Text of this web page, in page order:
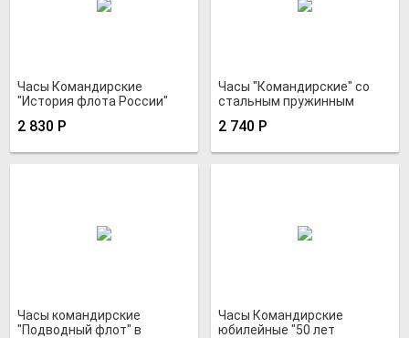
Часы Командирские
"История флота России"
2 830 Р
Часы "Командирские" со
стальным пружинным
2 740 Р
Часы командирские
"Подводный флот" в
Часы Командирские
юбилейные "50 лет